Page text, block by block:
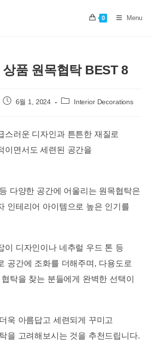
0 Menu
품 원목협탁 BEST 8
Post6월 1, 2024
Post Interior Decorations
스러운 디자인과 튼튼한 재질로
이면서도 세련된 공간을
다양한 공간에 어울리는 원목협탁은
인테리어 아이템으로 높은 인기를
이 디자인이나 네추럴 우드 톤 등
공간에 조화를 더해주며, 다용도로
탁을 찾는 분들에게 완벽한 선택이
욱 아름답고 세련되게 꾸미고
을 고려해보시는 것을 추천드립니다.